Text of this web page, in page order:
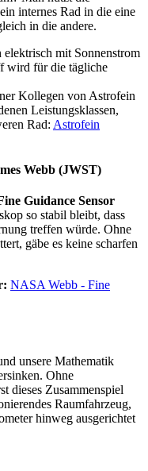
internes Rad in die eine
in die andere.
mit Sonnenstrom
wird für die tägliche
Kollegen von Astrofein
Leistungsklassen,
Rad: Astrofein
Webb (JWST)​
Guidance Sensor
so stabil bleibt, dass
treffen würde. Ohne
gäbe es keine scharfen
NASA Webb - Fine
unsere Mathematik
Ohne
dieses Zusammenspiel
Raumfahrzeug,
hinweg ausgerichtet